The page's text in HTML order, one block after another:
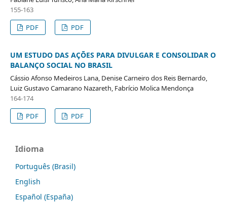
155-163
PDF
PDF
UM ESTUDO DAS AÇÕES PARA DIVULGAR E CONSOLIDAR O
BALANÇO SOCIAL NO BRASIL
Cássio Afonso Medeiros Lana, Denise Carneiro dos Reis Bernardo,
Luiz Gustavo Camarano Nazareth, Fabrício Molica Mendonça
164-174
PDF
PDF
Idioma
Português (Brasil)
English
Español (España)